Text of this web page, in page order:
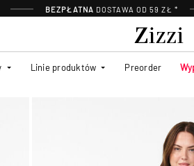
BEZPŁATNA DOSTAWA OD 59 ZŁ *
Linie produktów Preorder